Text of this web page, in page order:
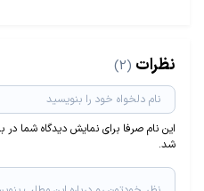
نظرات (2)
این نام صرفا برای نمایش دیدگاه شما
شد.